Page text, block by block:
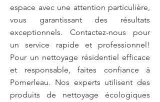
espace avec une attention particulière,
vous garantissant des résultats
exceptionnels. Contactez-nous pour
un service rapide et professionnel!
Pour un nettoyage résidentiel efficace
et responsable, faites confiance à
Pomerleau. Nos experts utilisent des
produits de nettoyage écologiques